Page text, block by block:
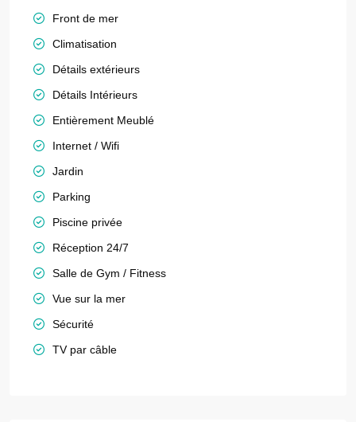
Front de mer
Climatisation
Détails extérieurs
Détails Intérieurs
Entièrement Meublé
Internet / Wifi
Jardin
Parking
Piscine privée
Réception 24/7
Salle de Gym / Fitness
Vue sur la mer
Sécurité
TV par câble